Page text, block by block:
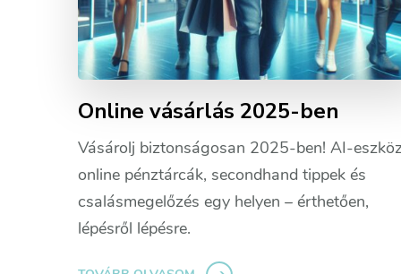
Online vásárlás 2025-ben
Vásárolj biztonságosan 2025-ben! AI-
online pénztárcák, secondhand tippek és
csalásmegelőzés egy helyen – érthetően,
lépésről lépésre.